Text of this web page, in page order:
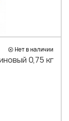
Нет в наличии
0,75 кг